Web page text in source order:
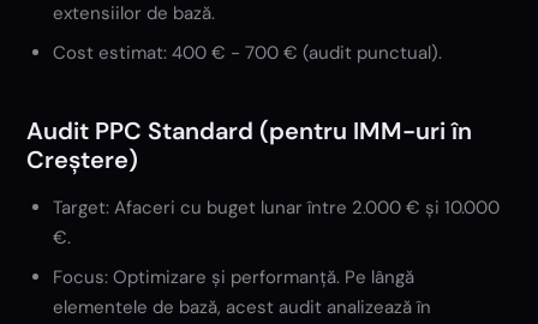
extensiilor de bază.
Cost estimat: 400 € - 700 € (audit punctual).
Audit PPC Standard (pentru IMM-uri în
Creștere)
Target: Afaceri cu buget lunar între 2.000 € și 10.000
€.
Focus: Optimizare și performanță. Pe lângă
elementele de bază, acest audit analizează în